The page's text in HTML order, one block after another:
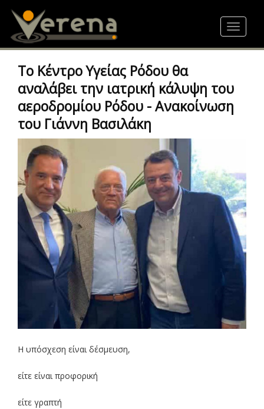
content
Toggle
Το Κέντρο Υγείας Ρόδου θα
αναλάβει την ιατρική κάλυψη του
αεροδρομίου Ρόδου - Ανακοίνωση
του Γιάννη Βασιλάκη
Η υπόσχεση είναι δέσμευση,
είτε είναι προφορική
είτε γραπτή